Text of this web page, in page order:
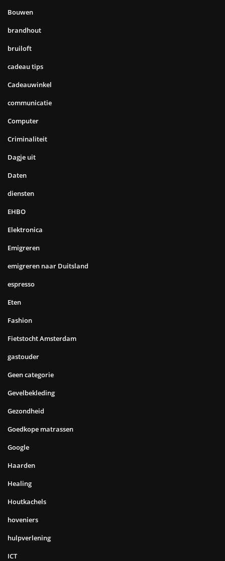
Bouwen
brandhout
bruiloft
cadeau tips
Cadeauwinkel
communicatie
Computer
Criminaliteit
Dagje uit
Daten
diensten
EHBO
Elektronica
Emigreren
emigreren naar Duitsland
espresso
Eten
Fashion
Fietstocht Amsterdam
gastouder
Geen categorie
Gevelbekleding
Gezondheid
Goedkope matrassen
Google
Haarden
Healing
Houtkachels
hoveniers
hulpverlening
ICT